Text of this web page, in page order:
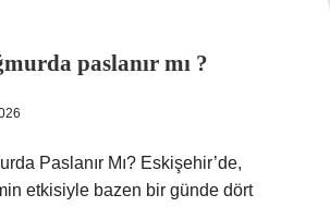
paslanır mı ?
Paslanır Mı? Eskişehir’de,
etkisiyle bazen bir günde dört